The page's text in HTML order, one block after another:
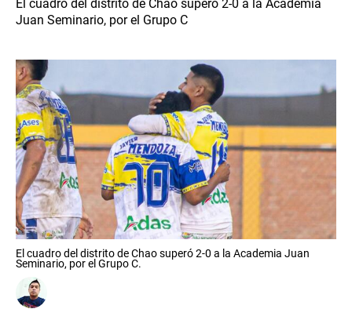
El cuadro del distrito de Chao superó 2-0 a la Academia
Juan Seminario, por el Grupo C
El cuadro del distrito de Chao superó 2-0 a la Academia Juan
Seminario, por el Grupo C.